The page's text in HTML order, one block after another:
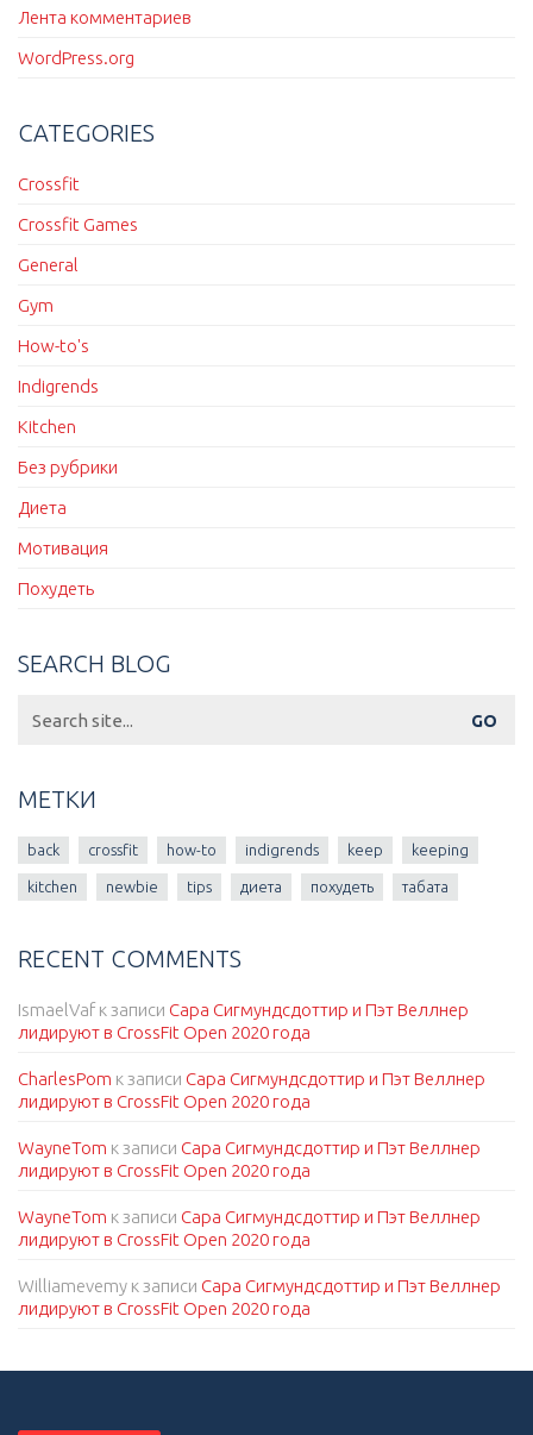
Лента комментариев
WordPress.org
CATEGORIES
Crossfit
Crossfit Games
General
Gym
How-to's
Indigrends
Kitchen
Без рубрики
Диета
Мотивация
Похудеть
SEARCH BLOG
for:
МЕТКИ
back crossfit how-to indigrends keep keeping
kitchen newbie tips диета похудеть табата
RECENT COMMENTS
IsmaelVaf к записи Сара Сигмундсдоттир и Пэт Веллнер
лидируют в CrossFit Open 2020 года
CharlesPom к записи Сара Сигмундсдоттир и Пэт Веллнер
лидируют в CrossFit Open 2020 года
WayneTom к записи Сара Сигмундсдоттир и Пэт Веллнер
лидируют в CrossFit Open 2020 года
WayneTom к записи Сара Сигмундсдоттир и Пэт Веллнер
лидируют в CrossFit Open 2020 года
Williamevemy к записи Сара Сигмундсдоттир и Пэт Веллнер
лидируют в CrossFit Open 2020 года